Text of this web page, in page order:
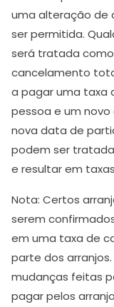
uma alteração de
ser permitida.
será tratada
cancelamento
a pagar uma taxa
pessoa e um
nova data de
podem ser
e resultar em
Nota: Certos
serem
em uma taxa de
parte dos
mudanças feitas
pagar pelos